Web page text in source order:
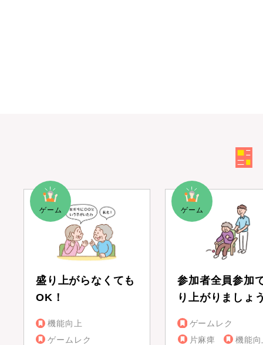
盛り上がらなくても
OK！
機能向上
ゲームレク
参加者全員参加
り上がりましょ
ゲームレク
片麻痺
機能向